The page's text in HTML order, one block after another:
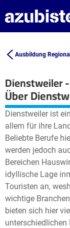
Ausbildung Regional
Dienstweiler
+
−
Über
Dienstweiler ist
allem für ihre
Beliebte Berufe
werden jedoch
Bereichen
idyllische Lage
Touristen an,
wichtige
bieten sich hier
unterschiedlichen